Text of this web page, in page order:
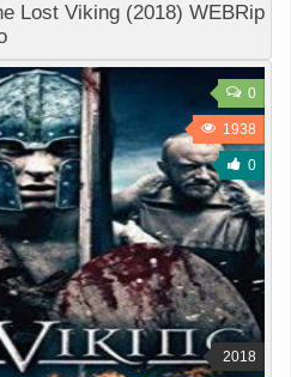
Lost Viking (2018) WEBRip
0
1938
0
2018